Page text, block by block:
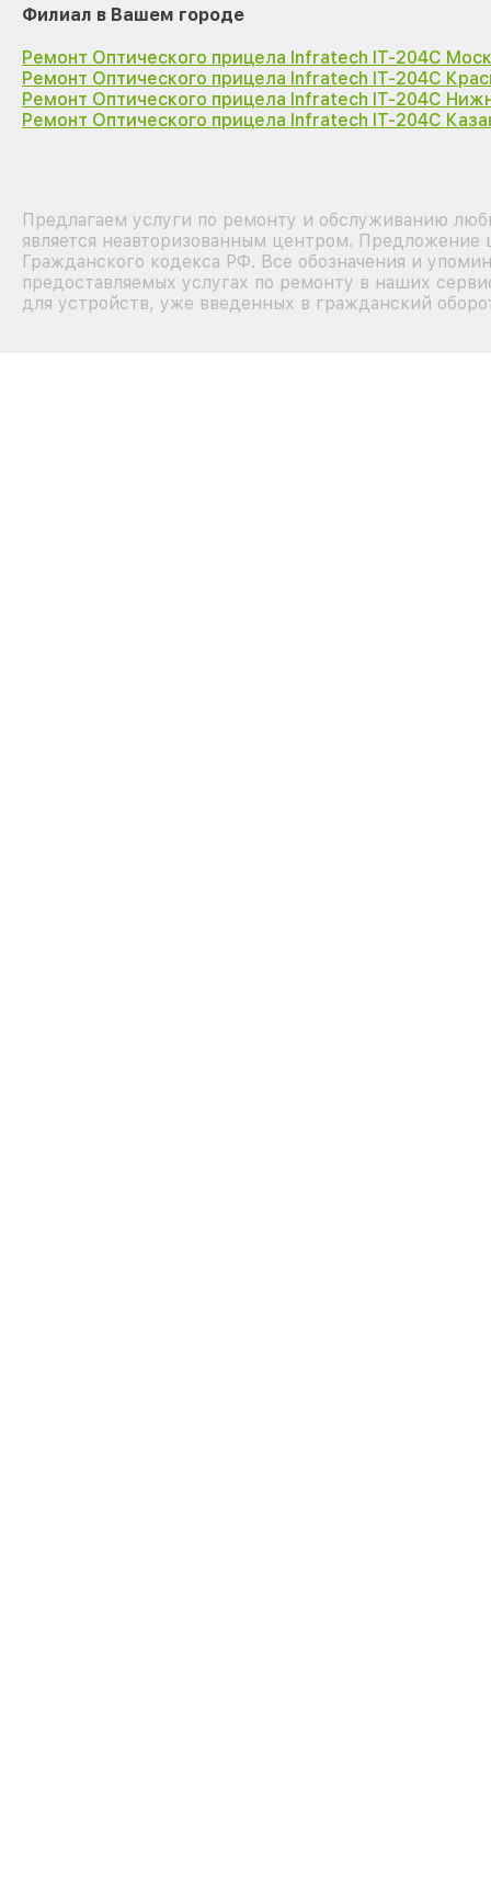
Филиал в Вашем городе
Ремонт Оптического прицела Infratech IT-204C
Ремонт Оптического прицела Infratech IT-204C
Ремонт Оптического прицела Infratech IT-204C
Ремонт Оптического прицела Infratech IT-204C
Предлагаем услуги по ремонту и обслуживанию
является неавторизованным центром.
Гражданского кодекса РФ. Все обозначения и
предоставляемых услугах по ремонту в наших
для устройств, уже введенных в гражданский